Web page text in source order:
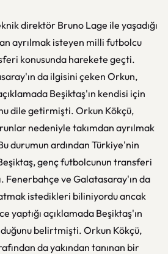
direktör Bruno Lage ile yaşadığı
ayrılmak isteyen milli futbolcu
konusunda harekete geçti.
da ilgisini çeken Orkun,
Beşiktaş'ın kendisi için
dile getirmişti. Orkun Kökçü,
nedeniyle takımdan ayrılmak
durumun ardından Türkiye'nin
genç futbolcunun transferi
Fenerbahçe ve Galatasaray'ın da
istedikleri biliniyordu ancak
yaptığı açıklamada Beşiktaş'ın
belirtmişti. Orkun Kökçü,
da yakından tanınan bir